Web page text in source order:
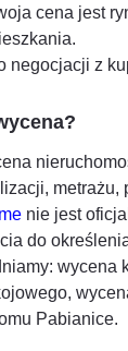
cena jest
negocjacji z
metrażu,
nie jest
do
wycena
Pabianice.